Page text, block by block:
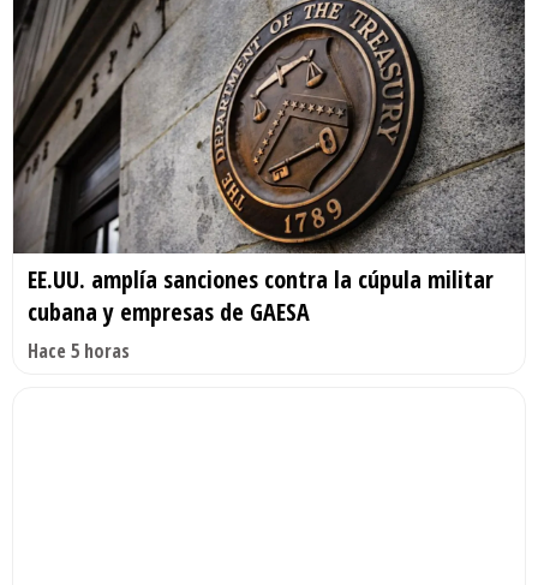
EE.UU. amplía sanciones contra la cúpula militar
cubana y empresas de GAESA
Hace 5 horas